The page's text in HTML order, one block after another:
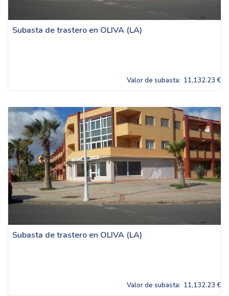
Subasta de trastero en OLIVA (LA)
Valor de subasta: 11,132.23 €
Subasta de trastero en OLIVA (LA)
Valor de subasta: 11,132.23 €